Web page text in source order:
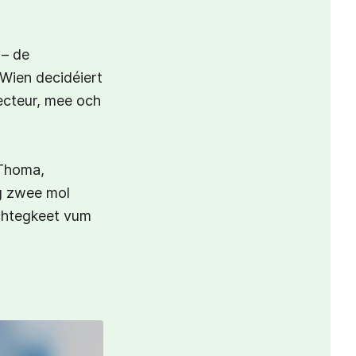
de
decidéiert
mee och
zwee mol
vum